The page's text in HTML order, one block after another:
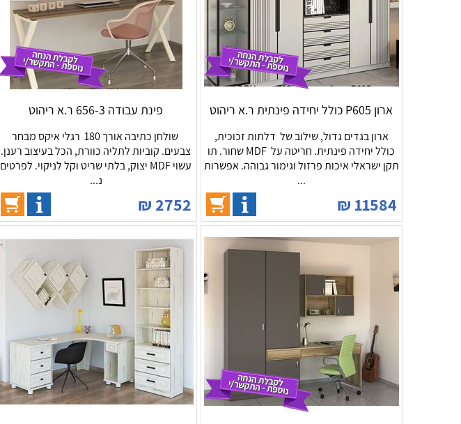
ארון P605 כולל יחידה פינתית ר.א ריהוט
ארון בגדים גדול, שילוב של דלתות זכוכית,
כולל יחידה פינתית. חריטה על MDF שחור. תו
תקן ישראלי איכות פרזול וגימור גבוהה. אפשרות
...
11584
₪
פינת עבודה 656-3 ר.א ריהוט
שולחן כתיבה אורך 180 רגלי איקס מבחר
צבעים. קוביות לתליה כוורת, הכל בעיצוב רענן.
עשוי MDF יצוק, בלתי שריט וקל לניקוי. לפרטים
נ...
2752
₪